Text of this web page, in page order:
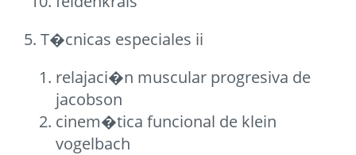
5. T�cnicas especiales ii
relajaci�n muscular progresiva de
jacobson
cinem�tica funcional de klein
vogelbach